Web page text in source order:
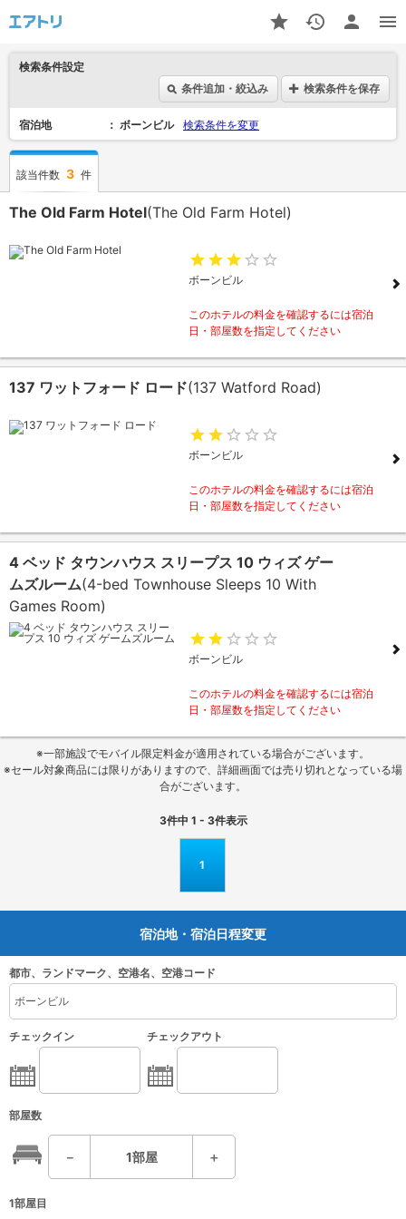
検索条件設定
条件追加・絞込み
検索条件を保存
宿泊地 ボーンビル 検索条件を変更
該当件数 3 件
The Old Farm Hotel(The Old Farm Hotel)
ボーンビル
このホテルの料金を確認するには宿泊
日・部屋数を指定してください
137 ワットフォード ロード(137 Watford Road)
ボーンビル
このホテルの料金を確認するには宿泊
日・部屋数を指定してください
4 ベッド タウンハウス スリープス 10 ウィズ ゲー
ムズルーム(4-bed Townhouse Sleeps 10 With
Games Room)
ボーンビル
このホテルの料金を確認するには宿泊
日・部屋数を指定してください
※一部施設でモバイル限定料金が適用されている場合がございます。
※セール対象商品には限りがありますので、詳細画面では売り切れとなっている場
合がございます。
3件中 1 - 3件表示
1
宿泊地・宿泊日程変更
都市、ランドマーク、空港名、空港コード
チェックイン チェックアウト
部屋数
－ 1部屋 ＋
1部屋目